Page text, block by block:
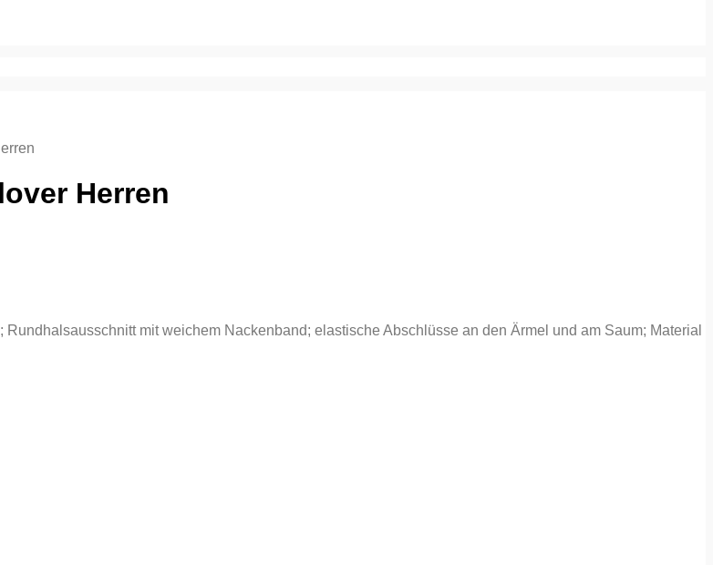
Herren
mit weichem Nackenband; elastische Abschlüsse an den Ärmel und am Saum; Material